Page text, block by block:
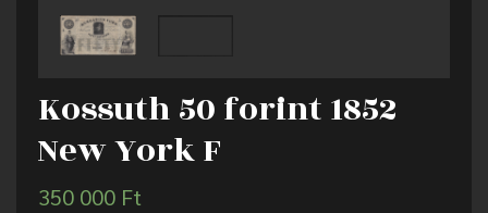
Kossuth 50 forint 1852
New York F
350 000 Ft